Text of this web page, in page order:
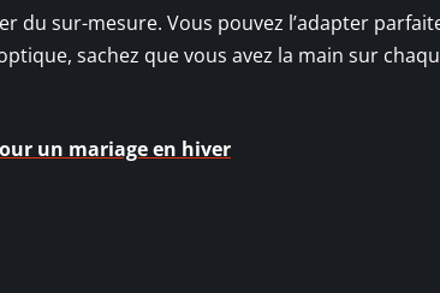
du sur-mesure. Vous pouvez l’adapter
sachez que vous avez la main sur
un mariage en hiver